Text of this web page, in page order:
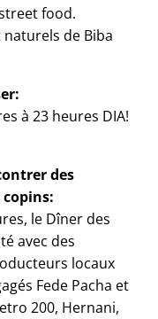
food.
de Biba
à 23 heures DIA!
des
le Dîner des
avec des
locaux
Fede Pacha et
200, Hernani,